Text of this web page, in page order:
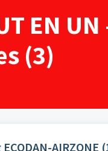
EN
(3)
AIRZONE